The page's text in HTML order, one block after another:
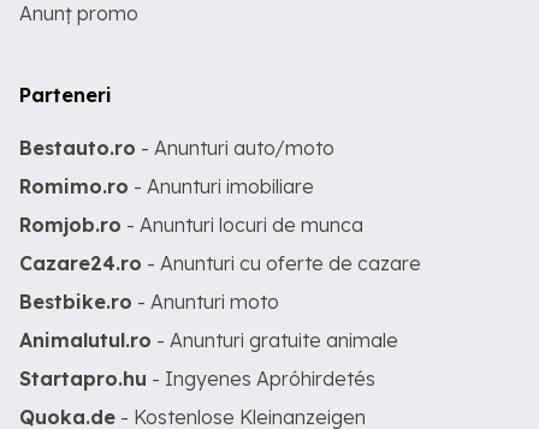
Anunț promo
Parteneri
Bestauto.ro - Anunturi auto/moto
Romimo.ro - Anunturi imobiliare
Romjob.ro - Anunturi locuri de munca
Cazare24.ro - Anunturi cu oferte de cazare
Bestbike.ro - Anunturi moto
Animalutul.ro - Anunturi gratuite animale
Startapro.hu - Ingyenes Apróhirdetés
Quoka.de - Kostenlose Kleinanzeigen